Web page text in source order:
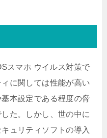
スマホ ウイルス対策で
に関しては性能が高い
本設定である程度の脅
た。しかし、世の中に
ュリティソフトの導入